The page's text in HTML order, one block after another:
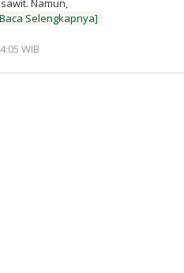
Namun,
Selengkapnya]
WIB
InfoSAWIT